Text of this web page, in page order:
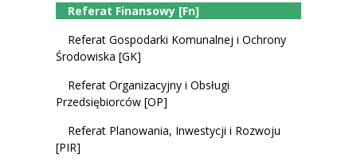
Referat Finansowy [Fn]
Referat Gospodarki Komunalnej i Ochrony
Środowiska [GK]
Referat Organizacyjny i Obsługi
Przedsiębiorców [OP]
Referat Planowania, Inwestycji i Rozwoju
[PIR]